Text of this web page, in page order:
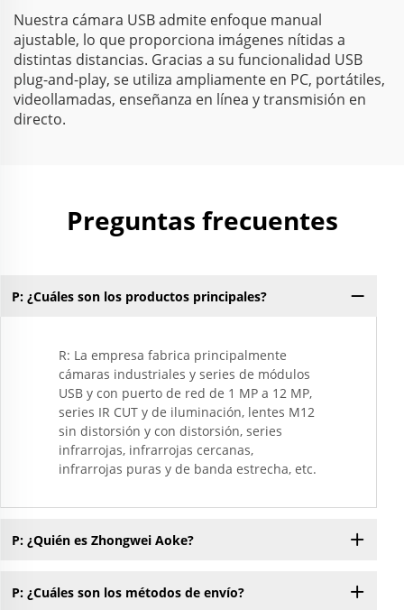
Nuestra cámara USB admite enfoque manual
ajustable, lo que proporciona imágenes nítidas a
distintas distancias. Gracias a su funcionalidad USB
plug-and-play, se utiliza ampliamente en PC, portátiles,
videollamadas, enseñanza en línea y transmisión en
directo.
Preguntas frecuentes
P: ¿Cuáles son los productos principales?
R: La empresa fabrica principalmente
cámaras industriales y series de módulos
USB y con puerto de red de 1 MP a 12 MP,
series IR CUT y de iluminación, lentes M12
sin distorsión y con distorsión, series
infrarrojas, infrarrojas cercanas,
infrarrojas puras y de banda estrecha, etc.
P: ¿Quién es Zhongwei Aoke?
P: ¿Cuáles son los métodos de envío?